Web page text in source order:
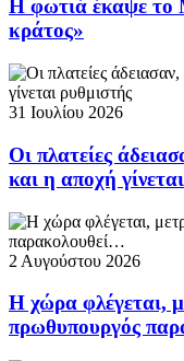
Η φωτιά έκαψε το
κράτος»
31 Ιουλίου 2026
Οι πλατείες
και η αποχή
2 Αυγούστου 2026
Η χώρα φλέγεται,
πρωθυπουργός